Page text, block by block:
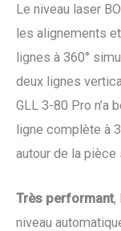
Le niveau laser
les alignements
lignes à 360°
deux lignes
GLL 3-80 Pro n’a
ligne complète à
autour de la pièce
Très performant,
niveau